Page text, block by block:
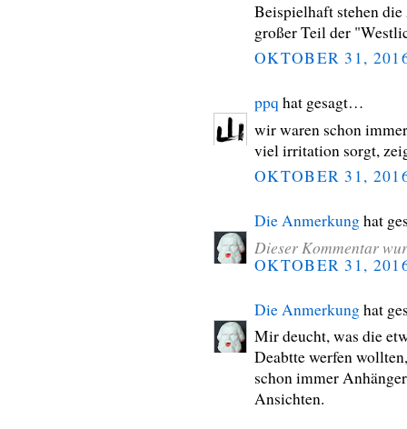
Beispielhaft stehen
großer Teil der
OKTOBER 31,
ppq hat gesagt…
wir waren schon
viel irritation sorgt,
OKTOBER 31,
Die Anmerkunghat
Dieser Kommentar
OKTOBER 31,
Die Anmerkunghat
Mir deucht, was die
Deabtte werfen
schon immer
Ansichten.